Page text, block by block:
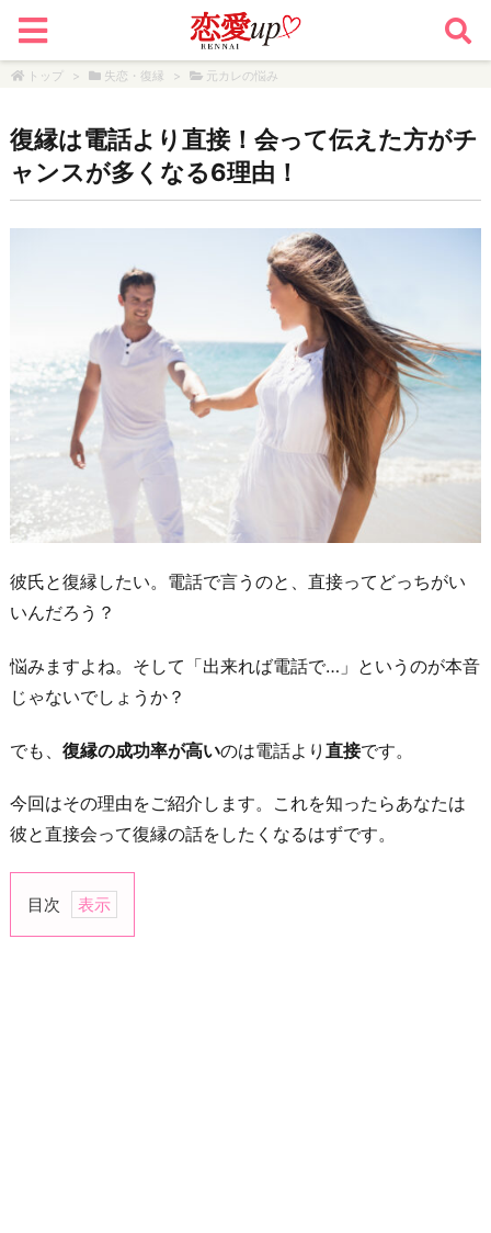
トップ > 失恋・復縁 > 元カレの悩み
復縁は電話より直接！会って伝えた方がチ
ャンスが多くなる6理由！
彼氏と復縁したい。電話で言うのと、直接ってどっちがい
いんだろう？
悩みますよね。そして「出来れば電話で…」というのが本音
じゃないでしょうか？
でも、 復縁の成功率が高いのは電話より 直接です。
今回はその理由をご紹介します。これを知ったらあなたは
彼と直接会って復縁の話をしたくなるはずです。
目次
1.